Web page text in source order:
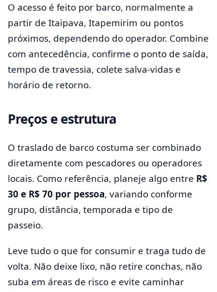
O acesso é feito por barco, normalmente a
partir de Itaipava, Itapemirim ou pontos
próximos, dependendo do operador. Combine
com antecedência, confirme o ponto de saída,
tempo de travessia, colete salva-vidas e
horário de retorno.
Preços e estrutura
O traslado de barco costuma ser combinado
diretamente com pescadores ou operadores
locais. Como referência, planeje algo entre R$
30 e R$ 70 por pessoa, variando conforme
grupo, distância, temporada e tipo de
passeio.
Leve tudo o que for consumir e traga tudo de
volta. Não deixe lixo, não retire conchas, não
suba em áreas de risco e evite caminhar